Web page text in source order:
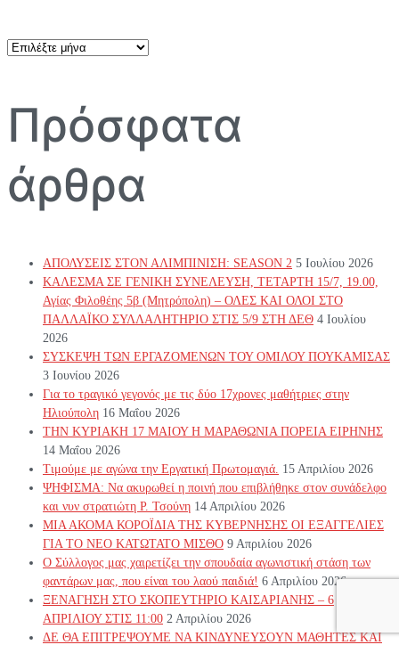
Αρχείο
Πρόσφατα
άρθρα
ΑΠΟΛΥΣΕΙΣ ΣΤΟΝ ΑΛΙΜΠΙΝΙΣΗ: SEASON 2 5 Ιουλίου 2026
ΚΑΛΕΣΜΑ ΣΕ ΓΕΝΙΚΗ ΣΥΝΕΛΕΥΣΗ, ΤΕΤΑΡΤΗ 15/7, 19.00,
Αγίας Φιλοθέης 5β (Μητρόπολη) – ΟΛΕΣ ΚΑΙ ΟΛΟΙ ΣΤΟ
ΠΑΛΛΑΪΚΟ ΣΥΛΛΑΛΗΤΗΡΙΟ ΣΤΙΣ 5/9 ΣΤΗ ΔΕΘ 4 Ιουλίου
2026
ΣΥΣΚΕΨΗ ΤΩΝ ΕΡΓΑΖΟΜΕΝΩΝ ΤΟΥ ΟΜΙΛΟΥ ΠΟΥΚΑΜΙΣΑΣ
3 Ιουνίου 2026
Για το τραγικό γεγονός με τις δύο 17χρονες μαθήτριες στην
Ηλιούπολη 16 Μαΐου 2026
ΤΗΝ ΚΥΡΙΑΚΗ 17 ΜΑΙΟΥ Η ΜΑΡΑΘΩΝΙΑ ΠΟΡΕΙΑ ΕΙΡΗΝΗΣ
14 Μαΐου 2026
Τιμούμε με αγώνα την Εργατική Πρωτομαγιά. 15 Απριλίου 2026
ΨΗΦΙΣΜΑ: Να ακυρωθεί η ποινή που επιβλήθηκε στον συνάδελφο
και νυν στρατιώτη Ρ. Τσούνη 14 Απριλίου 2026
ΜΙΑ ΑΚΟΜΑ ΚΟΡΟΪΔΙΑ ΤΗΣ ΚΥΒΕΡΝΗΣΗΣ ΟΙ ΕΞΑΓΓΕΛΙΕΣ
ΓΙΑ ΤΟ ΝΕΟ ΚΑΤΩΤΑΤΟ ΜΙΣΘΟ 9 Απριλίου 2026
Ο Σύλλογος μας χαιρετίζει την σπουδαία αγωνιστική στάση των
φαντάρων μας, που είναι του λαού παιδιά! 6 Απριλίου 2026
ΞΕΝΑΓΗΣΗ ΣΤΟ ΣΚΟΠΕΥΤΗΡΙΟ ΚΑΙΣΑΡΙΑΝΗΣ – 6
ΑΠΡΙΛΙΟΥ ΣΤΙΣ 11:00 2 Απριλίου 2026
ΔΕ ΘΑ ΕΠΙΤΡΕΨΟΥΜΕ ΝΑ ΚΙΝΔΥΝΕΥΣOYN ΜΑΘΗΤΕΣ ΚΑΙ